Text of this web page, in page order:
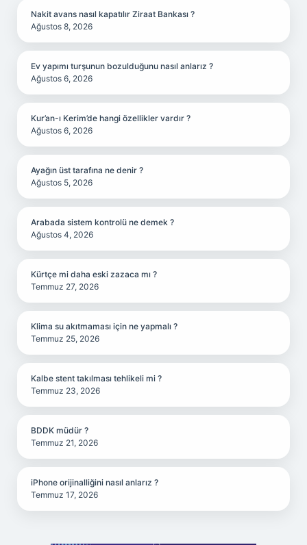
Nakit avans nasıl kapatılır Ziraat Bankası ?
Ağustos 8, 2026
Ev yapımı turşunun bozulduğunu nasıl anlarız ?
Ağustos 6, 2026
Kur’an-ı Kerim’de hangi özellikler vardır ?
Ağustos 6, 2026
Ayağın üst tarafına ne denir ?
Ağustos 5, 2026
Arabada sistem kontrolü ne demek ?
Ağustos 4, 2026
Kürtçe mi daha eski zazaca mı ?
Temmuz 27, 2026
Klima su akıtmaması için ne yapmalı ?
Temmuz 25, 2026
Kalbe stent takılması tehlikeli mi ?
Temmuz 23, 2026
BDDK müdür ?
Temmuz 21, 2026
iPhone orijinalliğini nasıl anlarız ?
Temmuz 17, 2026